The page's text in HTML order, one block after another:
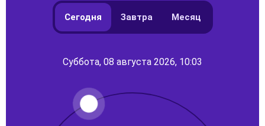
Сегодня Завтра Месяц
Суббота, 08 августа 2026, 10:03